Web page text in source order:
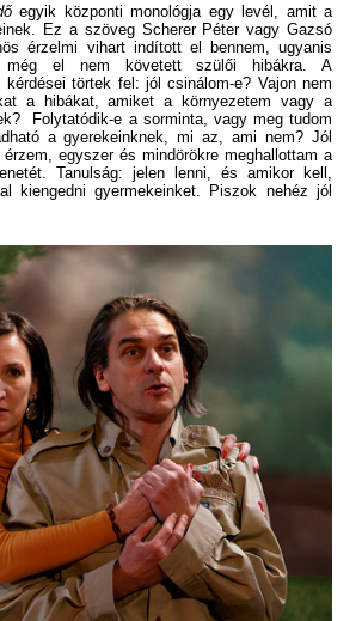
egyik központi monológja egy levél, amit a
Ez a szöveg Scherer Péter vagy Gazsó
érzelmi vihart indított el bennem, ugyanis
még el nem követett szülői hibákra. A
kérdései törtek fel: jól csinálom-e? Vajon nem
a hibákat, amiket a környezetem vagy a
Folytatódik-e a sorminta, vagy meg tudom
a gyerekeinknek, mi az, ami nem? Jól
egyszer és mindörökre meghallottam a
Tanulság: jelen lenni, és amikor kell,
kiengedni gyermekeinket. Piszok nehéz jól